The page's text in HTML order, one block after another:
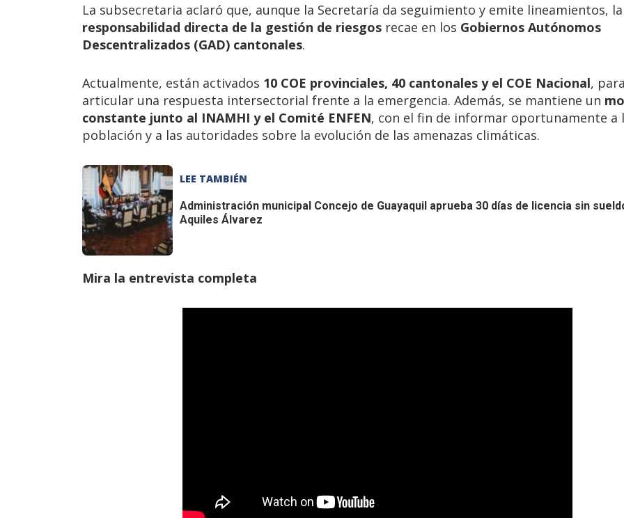
La subsecretaria aclaró que, aunque la Secretaría da seguimiento y emite lineamientos, la
responsabilidad directa de la gestión de riesgos recae en los Gobiernos Autónomos
Descentralizados (GAD) cantonales.
Actualmente, están activados 10 COE provinciales, 40 cantonales y el COE Nacional, para
articular una respuesta intersectorial frente a la emergencia. Además, se mantiene un
constante junto al INAMHI y el Comité ENFEN, con el fin de informar oportunamente a
población y a las autoridades sobre la evolución de las amenazas climáticas.
LEE TAMBIÉN
Administración municipal Concejo de Guayaquil aprueba 30 días de licencia sin
Aquiles Álvarez
Mira la entrevista completa